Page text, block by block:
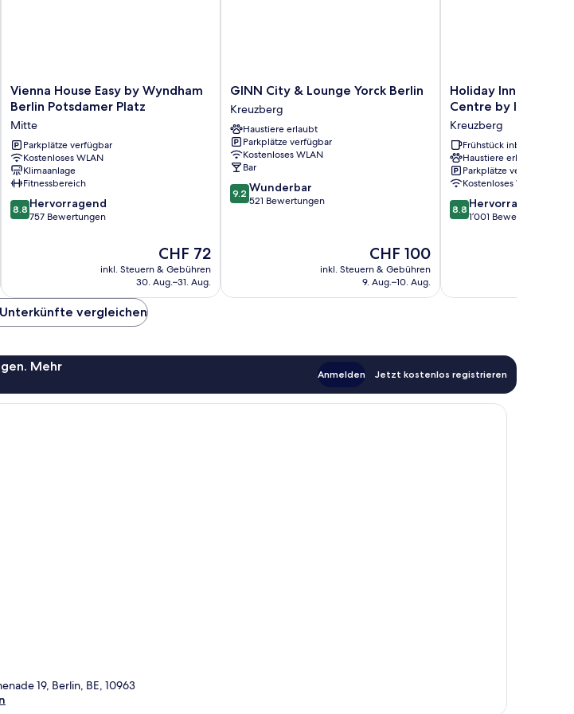
Vienna
House
by
Wyndham
Berlin
Potsdamer
Platz
Mitte
Vienna House Easy by Wyndham
Berlin Potsdamer Platz
Mitte
Parkplätze verfügbar
Kostenloses WLAN
Klimaanlage
Fitnessbereich
8.8
von
8.8 Hervorragend
757 Bewertungen
Der
Preis
beträgt
CHF 72
inkl. Steuern & Gebühren
30. Aug.–31. Aug.
GINN
City
&
Lounge
Yorck
Berlin
Kreuzberg
GINN City & Lounge Yorck Berlin
Kreuzberg
Haustiere erlaubt
Parkplätze verfügbar
Kostenloses WLAN
Bar
9.2
von
9.2 Wunderbar
521 Bewertungen
Der
Preis
beträgt
CHF 100
inkl. Steuern & Gebühren
9. Aug.–10. Aug.
Holiday
Inn
Berlin
City
Centre
by
IHG
Kreuzberg
Holiday Inn Express
Centre by IHG
Kreuzberg
Frühstück inbegriffen
Haustiere erlaubt
Parkplätze verfügbar
Kostenloses WLAN
8.8
von
8.8 Hervorragend
1’001 Bewertungen
vergleichen
Mehr
Anmelden Jetzt kostenlos registrieren
19, Berlin, BE, 10963